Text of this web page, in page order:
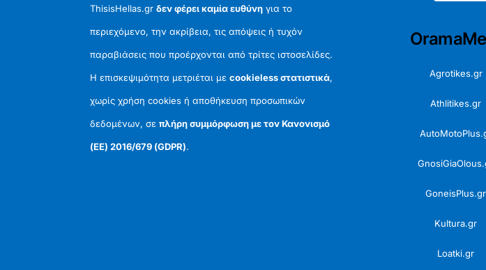
ThisisHellas.grδεν φέρει καμία ευθύνη για το
περιεχόμενο, την ακρίβεια, τις απόψεις ή τυχόν
παραβιάσεις που προέρχονται από τρίτες ιστοσελίδες.
Η επισκεψιμότητα μετριέται μεcookieless στατιστικά,
χωρίς χρήση cookies ή αποθήκευση προσωπικών
δεδομένων, σεπλήρη συμμόρφωση με τον Κανονισμό
(ΕΕ) 2016/679 (GDPR).
Agrotikes.gr
Athlitikes.gr
GoneisPlus.gr
Kultura.gr
Loatki.gr